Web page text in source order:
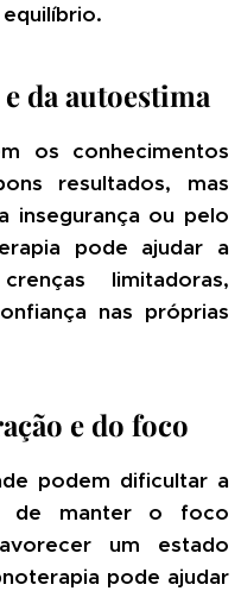
da autoestima
os conhecimentos
resultados, mas
insegurança ou pelo
pode ajudar a
limitadoras,
nas próprias
e do foco
podem dificultar a
de manter o foco
um estado
pode ajudar